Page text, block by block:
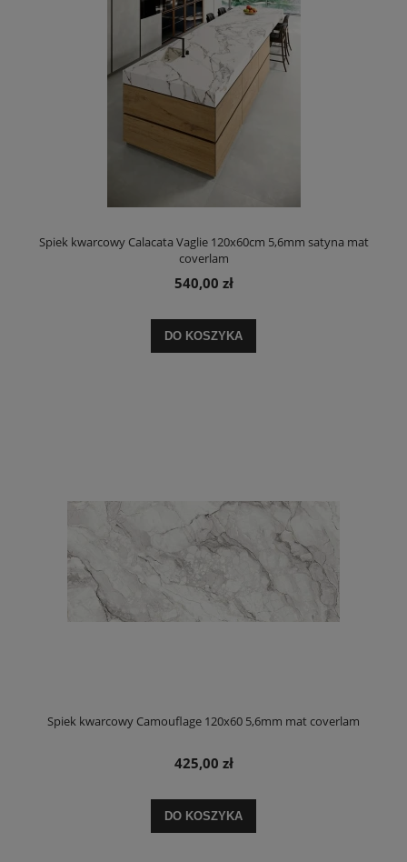
Spiek kwarcowy Calacata Vaglie 120x60cm 5,6mm satyna mat
coverlam
540,00 zł
DO KOSZYKA
Spiek kwarcowy Camouflage 120x60 5,6mm mat coverlam
425,00 zł
DO KOSZYKA